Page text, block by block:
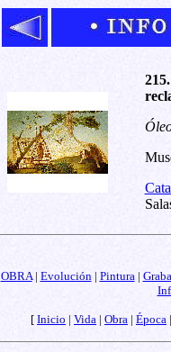
OBRA| Evolución| Pintura|
[ Inicio | Vida | Obra | Época